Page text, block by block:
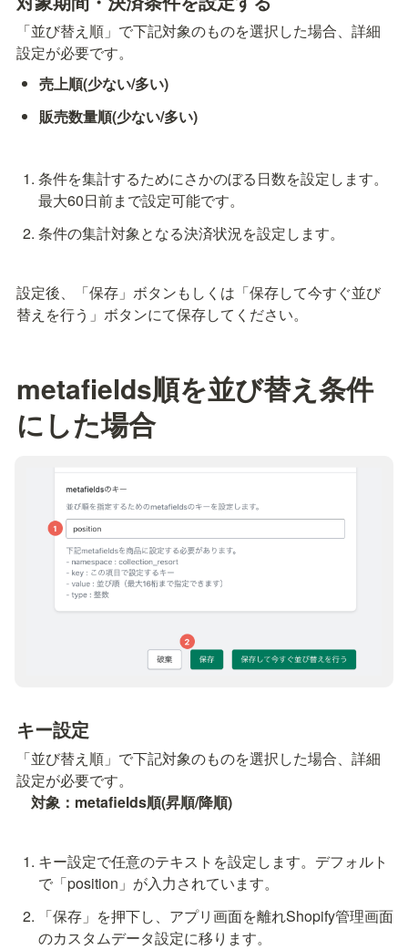
「並び替え順」で下記対象のものを選択した場合、詳細
設定が必要です。
売上順(少ない/多い)
販売数量順(少ない/多い)
条件を集計するためにさかのぼる日数を設定します。
最大60日前まで設定可能です。
条件の集計対象となる決済状況を設定します。
設定後、「保存」ボタンもしくは「保存して今すぐ並び
替えを行う」ボタンにて保存してください。
metafields順を並び替え条件
にした場合
キー設定
「並び替え順」で下記対象のものを選択した場合、詳細
設定が必要です。
対象：metafields順(昇順/降順)
キー設定で任意のテキストを設定します。デフォルト
で「position」が入力されています。
「保存」を押下し、アプリ画面を離れShopify管理画面
のカスタムデータ設定に移ります。